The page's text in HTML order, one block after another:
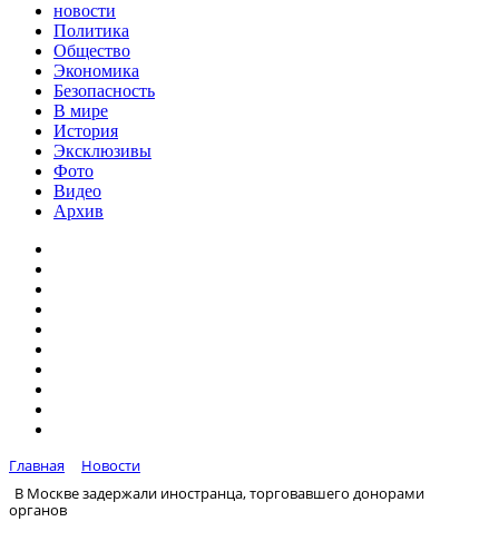
новости
Политика
Общество
Экономика
Безопасность
В мире
История
Эксклюзивы
Фото
Видео
Архив
Главная
Новости
В Москве задержали иностранца, торговавшего донорами
органов